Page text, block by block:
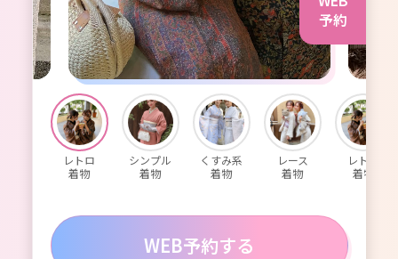
予約
レトロ
着物
シンプル
着物
くすみ系
着物
レース
着物
レトロ
着物
WEB予約する